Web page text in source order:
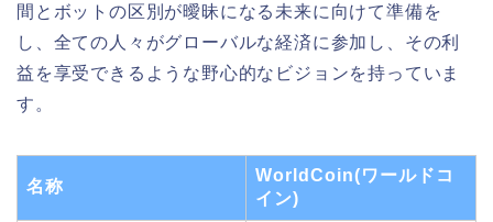
間とボットの区別が曖昧になる未来に向けて準備を
し、全ての人々がグローバルな経済に参加し、その利
益を享受できるような野心的なビジョンを持っていま
す。
名称
WorldCoin(ワールドコ
イン)